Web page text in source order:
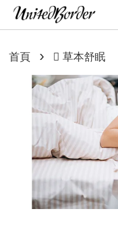
首頁 ›  草本舒眠